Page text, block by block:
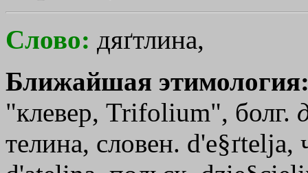
Слово: дяґтлина,
Ближайшая
"клевер, Trifolium", болг.
телина, словен.